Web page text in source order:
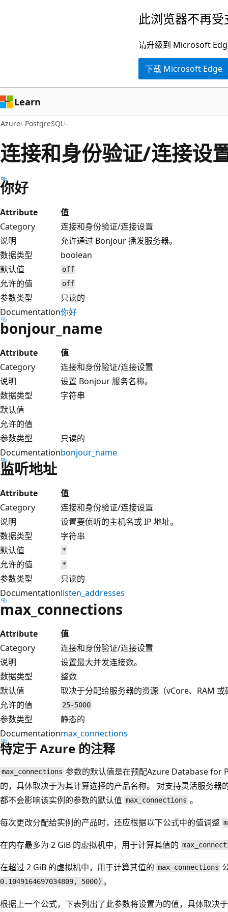
容
此浏览器不再
请升级到 Microsoft
下载 Microsoft Edge
Learn
Azure PostgreSQL
连接和身份验证/连接设
你好
Attribute
值
Category
连接和身份验证/连接设置
说明
允许通过 Bonjour 播发服务器。
数据类型
boolean
默认值
off
允许的值 off
参数类型
只读的
Documentation你好
bonjour_name
Attribute
值
Category
连接和身份验证/连接设置
说明
设置 Bonjour 服务名称。
数据类型
字符串
默认值
允许的值
参数类型
只读的
Documentationbonjour_name
监听地址
Attribute
值
Category
连接和身份验证/连接设置
说明
设置要侦听的主机名或 IP 地址。
数据类型
字符串
默认值
*
允许的值 *
参数类型
只读的
Documentationlisten_addresses
max_connections
Attribute
值
Category
连接和身份验证/连接设置
说明
设置最大并发连接数。
数据类型
整数
默认值
取决于分配给服务器的资源（vCore、RAM 或
允许的值
25-5000
参数类型
静态的
Documentationmax_connections
特定于 Azure 的注释
max_connections 参数的默认值是在预配Azure Database for
的，具体取决于为其计算选择的产品名称。 对支持灵活服务器
都不会影响该实例的参数的默认值 max_connections 。
每次更改分配给实例的产品时，还应根据以下公式中的值调整
在内存最多为 2 GiB 的虚拟机中，用于计算其值的
在超过 2 GiB 的虚拟机中，用于计算其值的 max_connections
0.1049164697034809, 5000) 。
根据上一个公式，下表列出了此参数将设置为的值，具体取决